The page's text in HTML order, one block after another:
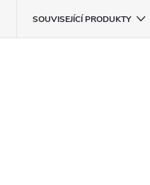
SOUVISEJÍCÍ PRODUKTY